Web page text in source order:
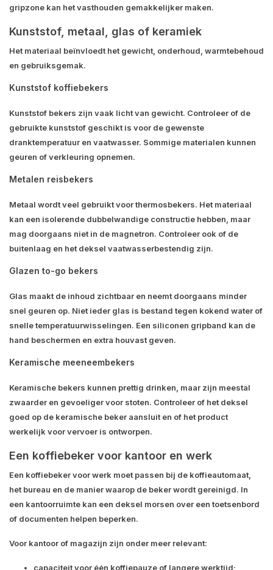
gripzone kan het vasthouden gemakkelijker maken.
Kunststof, metaal, glas of keramiek
Het materiaal beïnvloedt het gewicht, onderhoud, warmtebehoud
en gebruiksgemak.
Kunststof koffiebekers
Kunststof bekers zijn vaak licht van gewicht. Controleer of de
gebruikte kunststof geschikt is voor de gewenste
dranktemperatuur en vaatwasser. Sommige materialen kunnen
geuren of verkleuring opnemen.
Metalen reisbekers
Metaal wordt veel gebruikt voor thermosbekers. Het materiaal
kan een isolerende dubbelwandige constructie hebben, maar
mag doorgaans niet in de magnetron. Controleer ook of de
buitenlaag en het deksel vaatwasserbestendig zijn.
Glazen to-go bekers
Glas maakt de inhoud zichtbaar en neemt doorgaans minder
snel geuren op. Niet ieder glas is bestand tegen kokend water of
snelle temperatuurwisselingen. Een siliconen gripband kan de
hand beschermen en extra houvast geven.
Keramische meeneembekers
Keramische bekers kunnen prettig drinken, maar zijn meestal
zwaarder en gevoeliger voor stoten. Controleer of het deksel
goed op de keramische beker aansluit en of het product
werkelijk voor vervoer is ontworpen.
Een koffiebeker voor kantoor en werk
Een koffiebeker voor werk moet passen bij de koffieautomaat,
het bureau en de manier waarop de beker wordt gereinigd. In
een kantoorruimte kan een deksel morsen over een toetsenbord
of documenten helpen beperken.
Voor kantoor of magazijn zijn onder meer relevant:
capaciteit voor één koffiepauze of langere werktijd;